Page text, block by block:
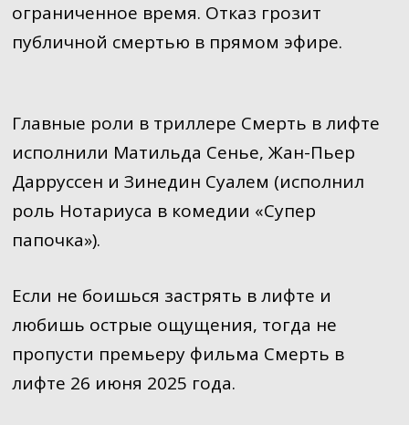
ограниченное время. Отказ грозит
публичной смертью в прямом эфире.
Главные роли в триллере Смерть в лифте
исполнили Матильда Сенье, Жан-Пьер
Дарруссен и Зинедин Суалем (исполнил
роль Нотариуса в комедии «Супер
папочка»).
Если не боишься застрять в лифте и
любишь острые ощущения, тогда не
пропусти премьеру фильма Смерть в
лифте 26 июня 2025 года.